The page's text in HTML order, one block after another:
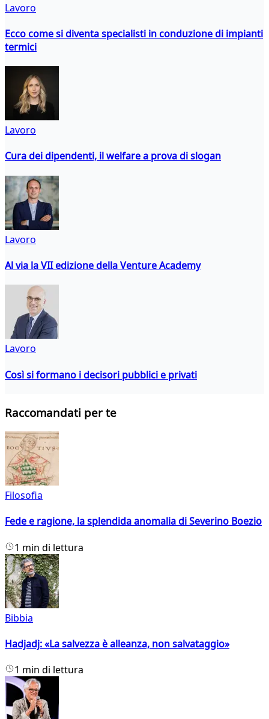
Lavoro
Ecco come si diventa specialisti in conduzione di impianti
termici
Lavoro
Cura dei dipendenti, il welfare a prova di slogan
Lavoro
Al via la VII edizione della Venture Academy
Lavoro
Così si formano i decisori pubblici e privati
Raccomandati per te
Filosofia
Fede e ragione, la splendida anomalia di Severino Boezio
1 min di lettura
Bibbia
Hadjadj: «La salvezza è alleanza, non salvataggio»
1 min di lettura